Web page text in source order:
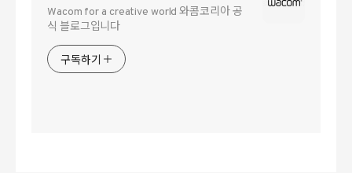
Wacom for a creative world 와콤코리아 공
식 블로그입니다
구독하기